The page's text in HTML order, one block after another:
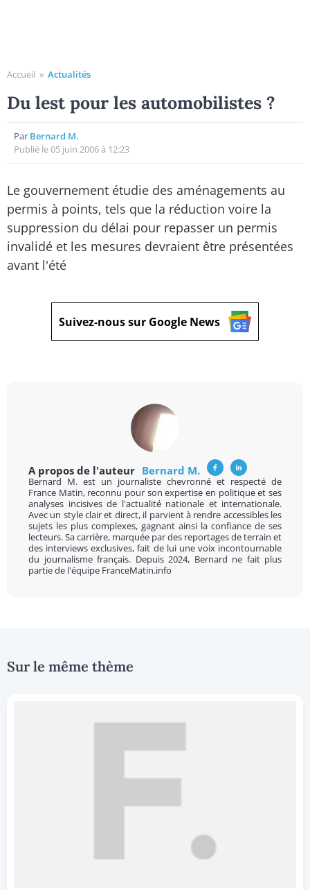
Accueil » Actualités
Du lest pour les automobilistes ?
Par Bernard M.
Publié le 05 juin 2006 à 12:23
Le gouvernement étudie des aménagements au
permis à points, tels que la réduction voire la
suppression du délai pour repasser un permis
invalidé et les mesures devraient être présentées
avant l'été
Suivez-nous sur Google News
A propos de l'auteur Bernard M.
Bernard M. est un journaliste chevronné et respecté de
France Matin, reconnu pour son expertise en politique et ses
analyses incisives de l'actualité nationale et internationale.
Avec un style clair et direct, il parvient à rendre accessibles les
sujets les plus complexes, gagnant ainsi la confiance de ses
lecteurs. Sa carrière, marquée par des reportages de terrain et
des interviews exclusives, fait de lui une voix incontournable
du journalisme français. Depuis 2024, Bernard ne fait plus
partie de l'équipe FranceMatin.info
Sur le même thème